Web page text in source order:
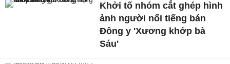
Khởi tố nhóm cắt ghép hình
ảnh người nổi tiếng bán
Đông y 'Xương khớp bà
Sáu'